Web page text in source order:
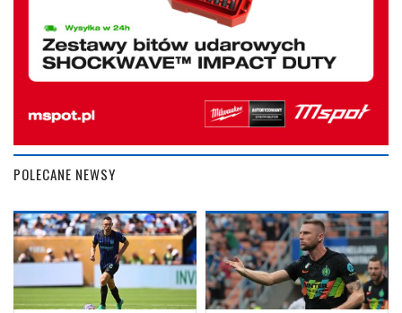
POLECANE NEWSY